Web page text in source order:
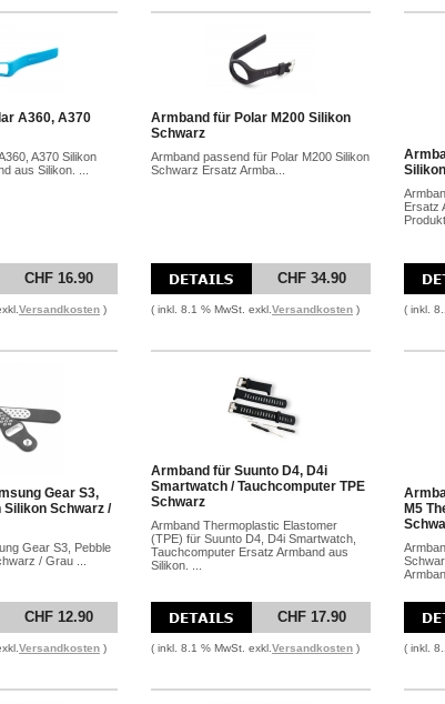
A360, A370
A370 Silikon
aus Silikon. ...
CHF 16.90
Versandkosten )
Armband für Polar M200 Silikon
Schwarz
Armband passend für Polar M200 Silikon
Schwarz Ersatz Armba...
CHF 34.90
( inkl. 8.1 % MwSt. exkl. Versandkosten )
Ersatz
( inkl.
Gear S3,
Silikon Schwarz /
Gear S3, Pebble
/ Grau ...
CHF 12.90
Versandkosten )
Armband für Suunto D4, D4i
Smartwatch / Tauchcomputer TPE
Schwarz
Armband Thermoplastic Elastomer
(TPE) für Suunto D4, D4i Smartwatch,
Tauchcomputer Ersatz Armband aus
Silikon. ...
CHF 17.90
( inkl. 8.1 % MwSt. exkl. Versandkosten )
M5
( inkl.